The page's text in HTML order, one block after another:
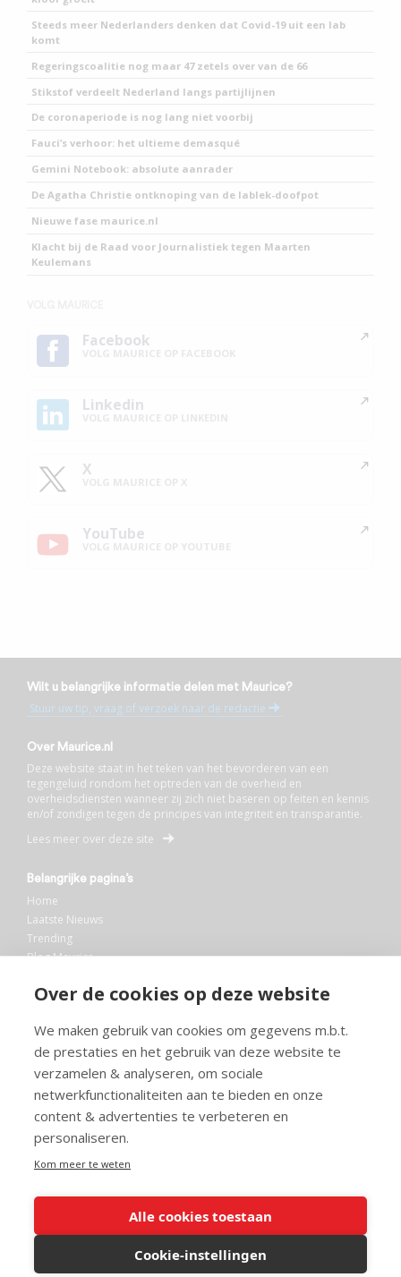
Over de cookies op deze website
We maken gebruik van cookies om gegevens m.b.t.
de prestaties en het gebruik van deze website te
verzamelen & analyseren, om sociale
netwerkfunctionaliteiten aan te bieden en onze
content & advertenties te verbeteren en
personaliseren.
Kom meer te weten
Alle cookies toestaan
Cookie-instellingen
Steeds meer Nederlanders denken dat Covid-19 uit een lab
komt
Regeringscoalitie nog maar 47 zetels over van de 66
Stikstof verdeelt Nederland langs partijlijnen
De coronaperiode is nog lang niet voorbij
Fauci’s verhoor: het ultieme demasqué
Gemini Notebook: absolute aanrader
De Agatha Christie ontknoping van de lablek-doofpot
Nieuwe fase maurice.nl
Klacht bij de Raad voor Journalistiek tegen Maarten
Keulemans
Facebook
Linkedin
X
YouTube
Wilt u belangrijke informatie delen met Maurice?
Stuur uw tip, vraag of verzoek naar de redactie
Over Maurice.nl
Deze website staat in het teken van het bevorderen van een
tegengeluid rondom het optreden van de overheid en
overheidsdiensten wanneer zij zich niet baseren op feiten en kennis
en/of zondigen tegen de principes van integriteit en transparantie.
Lees meer over deze site
Belangrijke pagina’s
Home
Laatste Nieuws
Trending
Blog Maurice
Bibliotheek
Info en service
FAQ
Doneren
Privacy
Voorwaarden
Meedoen
© 2026 Maurice.nl - Alle rechten voorbehouden. Op alle artikelen rust
copyright. Voor meer info, mail naarcontact@maurice.nl.